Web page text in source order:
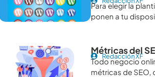
Para elegir la
ponen a tu
Métricas del
Redacción XF
Todo negocio
métricas de